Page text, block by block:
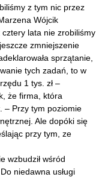
z tym nic przez
Wójcik
lata nie zrobiliśmy
zmniejszenie
sprzątanie,
tych zadań, to w
1 tys. zł –
że firma, która
– Przy tym poziomie
Ale dopóki się
przy tym, ze
wzbudził wśród
niedawna usługi